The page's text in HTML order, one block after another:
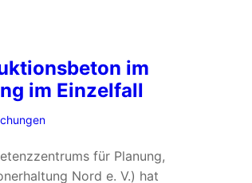
im
im Einzelfall
für Planung,
Nord e. V.) hat